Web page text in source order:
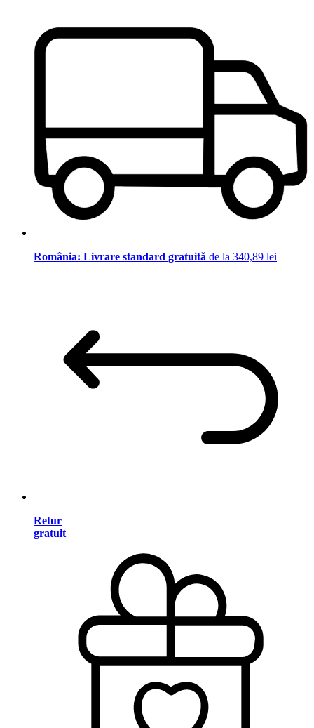
România: Livrare standard gratuită de la 340,89 lei
Retur
gratuit